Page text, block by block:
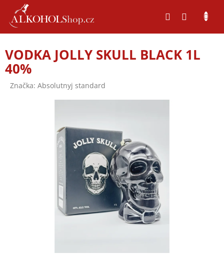
obsah
VODKA JOLLY SKULL BLACK 1L
40%
Značka: Absolutnyj standard